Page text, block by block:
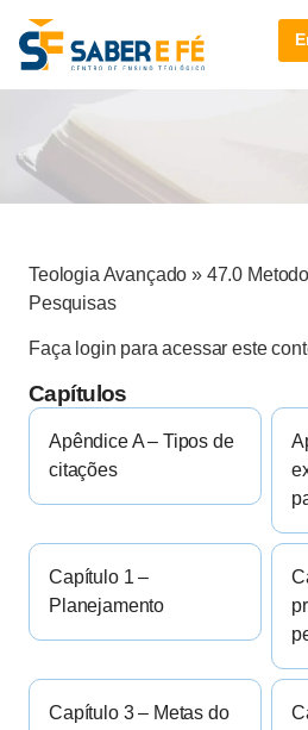
Teologia Avançado » 47.0
Pesquisas
Faça login para acessar este
Capítulos
Apêndice A – Tipos de
citações
Capítulo 1 –
Planejamento
Capítulo 3 – Metas do